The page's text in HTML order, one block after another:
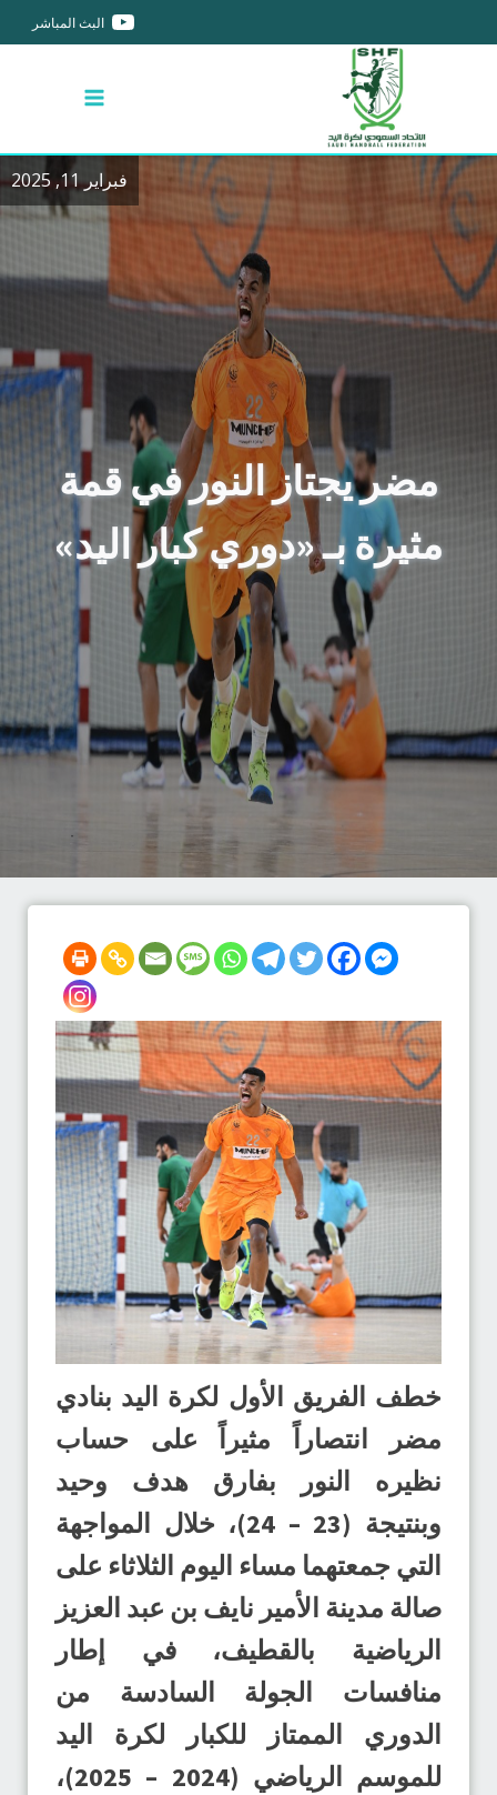
البث المباشر
فبراير 11, 2025
مضر يجتاز النور في قمة
مثيرة بـ «دوري كبار اليد»
خطف الفريق الأول لكرة اليد بنادي
مضر انتصاراً مثيراً على حساب
نظيره النور بفارق هدف وحيد
وبنتيجة (23 – 24)، خلال المواجهة
التي جمعتهما مساء اليوم الثلاثاء على
صالة مدينة الأمير نايف بن عبد العزيز
الرياضية بالقطيف، في إطار
منافسات الجولة السادسة من
الدوري الممتاز للكبار لكرة اليد
للموسم الرياضي (2024 – 2025)،